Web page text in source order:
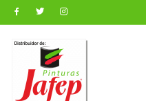
Saltar
al
contenido